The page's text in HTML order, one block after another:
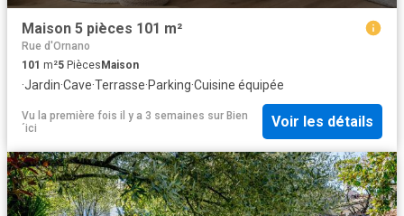
Maison 5 pièces 101 m²
Rue d'Ornano
101 m²5 PiècesMaison
·Jardin·Cave·Terrasse·Parking·Cuisine équipée
Vu la première fois il y a 3 semaines sur Bien
´ici
Voir les détails